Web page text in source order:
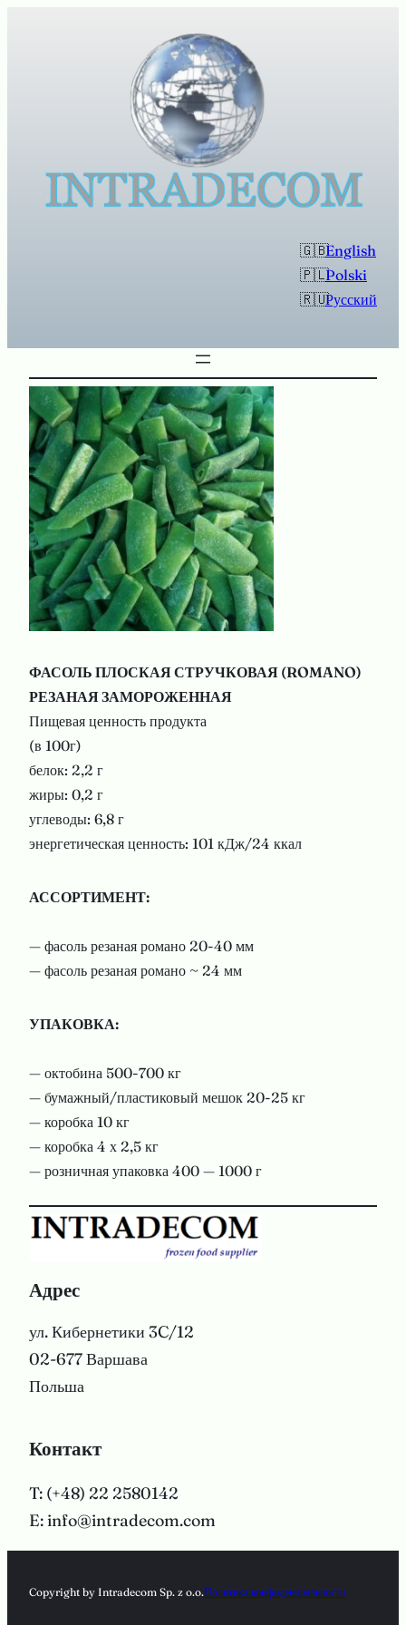
English
Polski
Русский
ФАСОЛЬ ПЛОСКАЯ СТРУЧКОВАЯ (ROMANO)
РЕЗАНАЯ ЗАМОРОЖЕННАЯ
Пищевая ценность продукта
(в 100г)
белок: 2,2 г
жиры: 0,2 г
углеводы: 6,8 г
энергетическая ценность: 101 кДж/24 ккал
АССОРТИМЕНТ:
— фасоль резаная романо 20-40 мм
— фасоль резаная романо ~ 24 мм
УПАКОВКА:
— октобина 500-700 кг
— бумажный/пластиковый мешок 20-25 кг
— коробка 10 кг
— коробка 4 х 2,5 кг
— розничная упаковка 400 — 1000 г
Адрес
ул. Кибернетики 3C/12
02-677 Варшава
Польша
Контакт
T: (+48) 22 2580142
E: info@intradecom.com
Copyright by Intradecom Sp. z o.o.Политика конфиденциальности